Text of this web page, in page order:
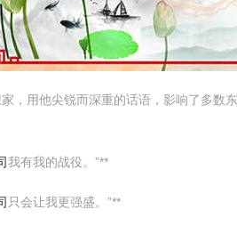
，用他尖锐而深重的话语，影响了多
我有我的战役。”**
只会让我更强盛。”**